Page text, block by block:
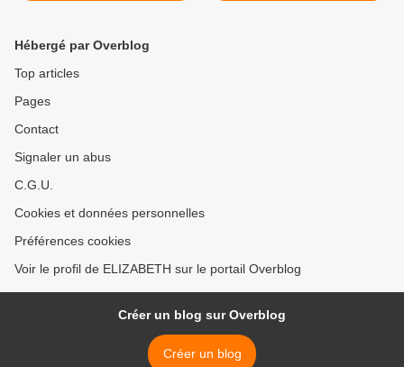
Hébergé par Overblog
Top articles
Pages
Contact
Signaler un abus
C.G.U.
Cookies et données personnelles
Préférences cookies
Voir le profil de ELIZABETH sur le portail Overblog
Créer un blog sur Overblog
Créer un blog